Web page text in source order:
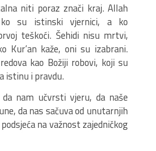
niti poraz znači kraj. Allah
su istinski vjernici, a ko
teškoći. Šehidi nisu mrtvi,
Kur’an kaže, oni su izabrani.
kao Božiji robovi, koji su
istinu i pravdu.
nam učvrsti vjeru, da naše
da nas sačuva od unutarnjih
na važnost zajedničkog